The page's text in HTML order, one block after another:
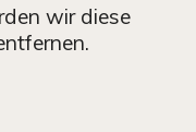
wir diese